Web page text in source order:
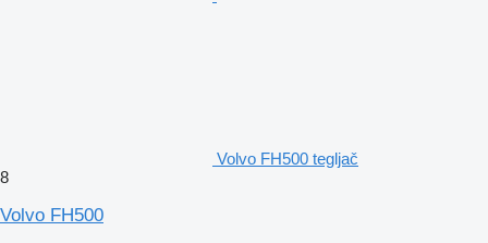
Volvo FH500 tegljač
8
Volvo FH500